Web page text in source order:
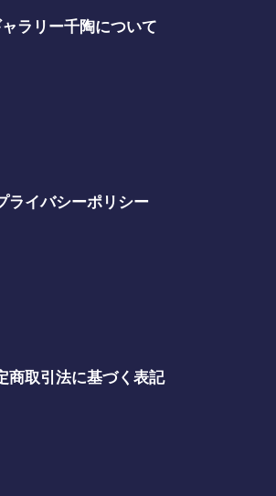
ラリー千陶について
ライバシーポリシー
商取引法に基づく表記